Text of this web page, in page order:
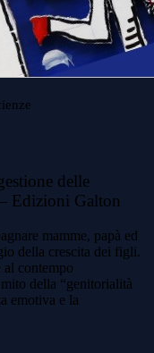
delle
Edizioni Galton
mamme, papà ed
della crescita dei figli.
contempo
della “genitorialità
emotiva e la